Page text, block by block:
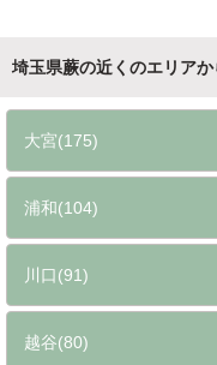
埼玉県蕨の近くのエリア
大宮(175)
浦和(104)
川口(91)
越谷(80)